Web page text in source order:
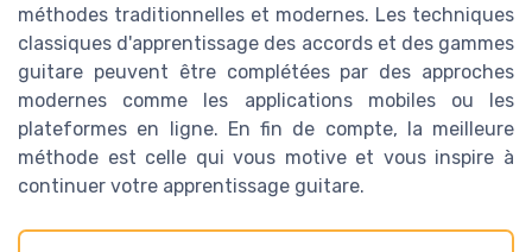
méthodes traditionnelles et modernes. Les techniques
classiques d'apprentissage des accords et des gammes
guitare peuvent être complétées par des approches
modernes comme les applications mobiles ou les
plateformes en ligne. En fin de compte, la meilleure
méthode est celle qui vous motive et vous inspire à
continuer votre apprentissage guitare.